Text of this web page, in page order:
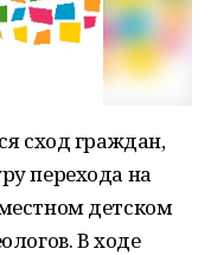
сход граждан,
перехода на
детском
В ходе